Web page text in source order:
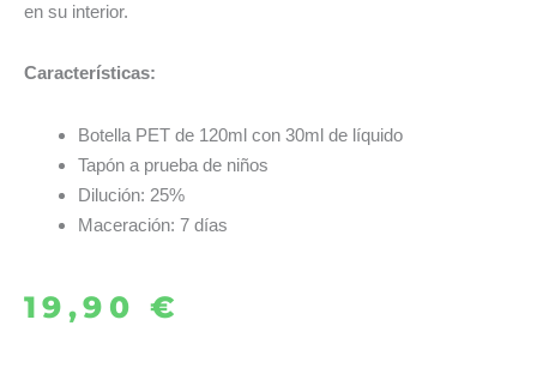
en su interior.
Características:
Botella PET de 120ml con 30ml de líquido
Tapón a prueba de niños
Dilución: 25%
Maceración: 7 días
19,90€